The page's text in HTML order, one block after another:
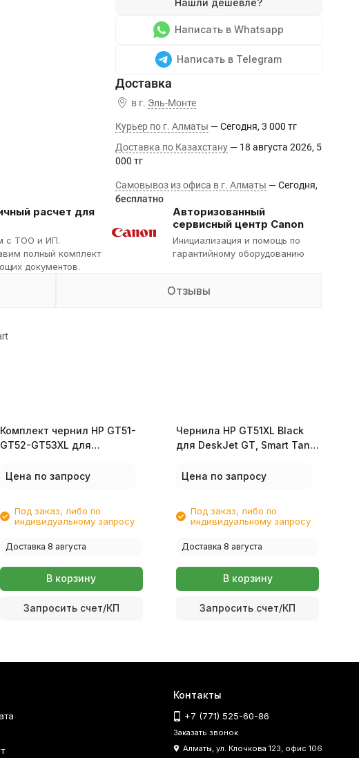
Написать в Whatsapp
Написать в Telegram
в г. Эль-Монте
Курьер по г. Алматы Сегодня 3 000 тг
Доставка по Казахстану
18 августа 2026 5
000 тг
Самовывоз из офиса в г. Алматы
Сегодня
Бесплатно
расчет для
с ТОО и ИП.
полный комплект
документов.
Авторизованный
сервисный центр Canon
Инициализация и помощь по
гарантийному оборудованию
Отзывы
Комплект чернил HP GT51-
GT52-GT53XL для
Цена по запросу
Под заказ, либо по
индивидуальному запросу
Доставка 8 августа
В корзину
Запросить счет/КП
Чернила HP GT51XL Black
для DeskJet GT, Smart Tank,
Цена по запросу
Под заказ, либо по
индивидуальному запросу
Доставка 8 августа
В корзину
Запросить счет/КП
Контакты
+7 (771) 525-60-86
Заказать звонок
Алматы, ул. Клочкова 123, офис 106